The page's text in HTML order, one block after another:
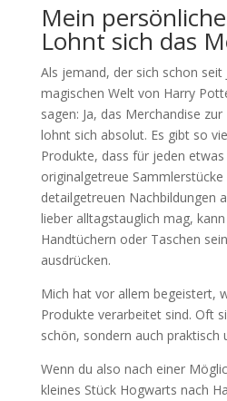
Mein
Lohnt sich das
Als jemand, der sich schon seit
magischen Welt von Harry
sagen: Ja, das Merchandise
lohnt sich absolut. Es gibt so
Produkte, dass für jeden
originalgetreue
detailgetreuen Nachbildungen
lieber alltagstauglich mag,
Handtüchern oder Taschen
ausdrücken.
Mich hat vor allem begeistert,
Produkte verarbeitet sind. Oft
schön, sondern auch praktisch
Wenn du also nach einer
kleines Stück Hogwarts nach